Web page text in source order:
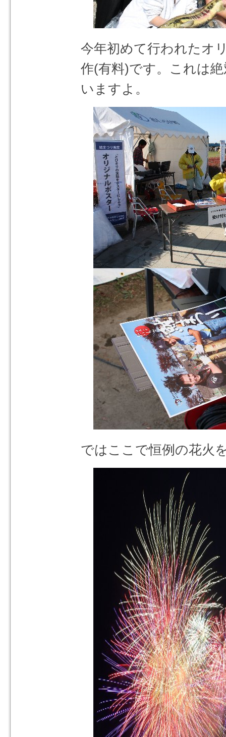
今年初めて行われたオ
作(有料)です。これは
いますよ。
ではここで恒例の花火